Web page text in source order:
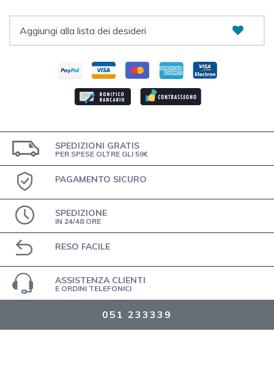
Aggiungi alla lista dei desideri
SPEDIZIONI GRATIS
PER SPESE OLTRE GLI 59€
PAGAMENTO SICURO
SPEDIZIONE
IN 24/48 ORE
RESO FACILE
ASSISTENZA CLIENTI
E ORDINI TELEFONICI
051 233339